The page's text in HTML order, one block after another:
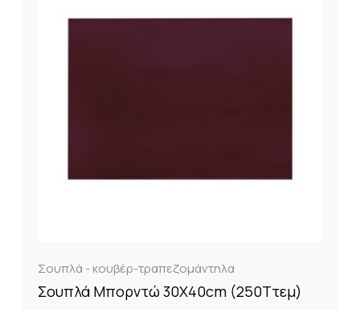
Σουπλά - κουβέρ-τραπεζομάντηλα
Σουπλά Μπορντώ 30X40cm (250Tτεμ)